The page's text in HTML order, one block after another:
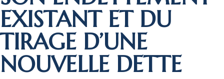
EXISTANT ET DU
TIRAGE D’UNE
NOUVELLE DETTE